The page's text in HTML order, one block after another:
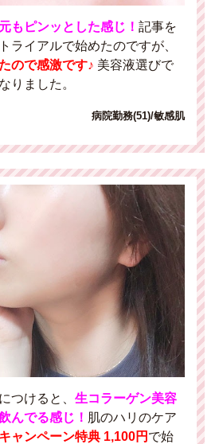
もピンッとした感じ！ 記事を
ライアルで始めたのですが、
ので感激です♪ 美容液選びで
りました。
病院勤務(51)/敏感肌
つけると、 生コラーゲン美容
んでる感じ！ 肌のハリのケア
キャンペーン特典 1,100円 で始